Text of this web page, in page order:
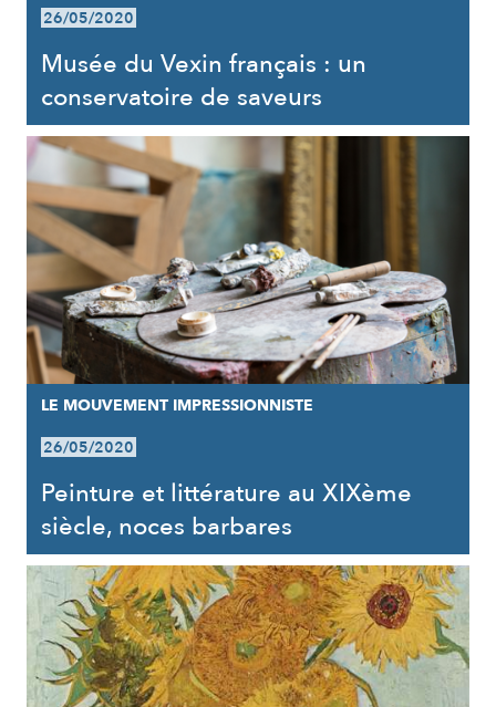
26/05/2020
Musée du Vexin français : un
conservatoire de saveurs
LE MOUVEMENT IMPRESSIONNISTE
26/05/2020
Peinture et littérature au XIXème
siècle, noces barbares